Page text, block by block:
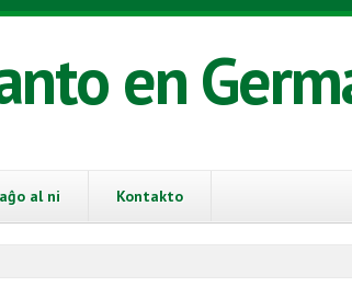
en
al ni Kontakto